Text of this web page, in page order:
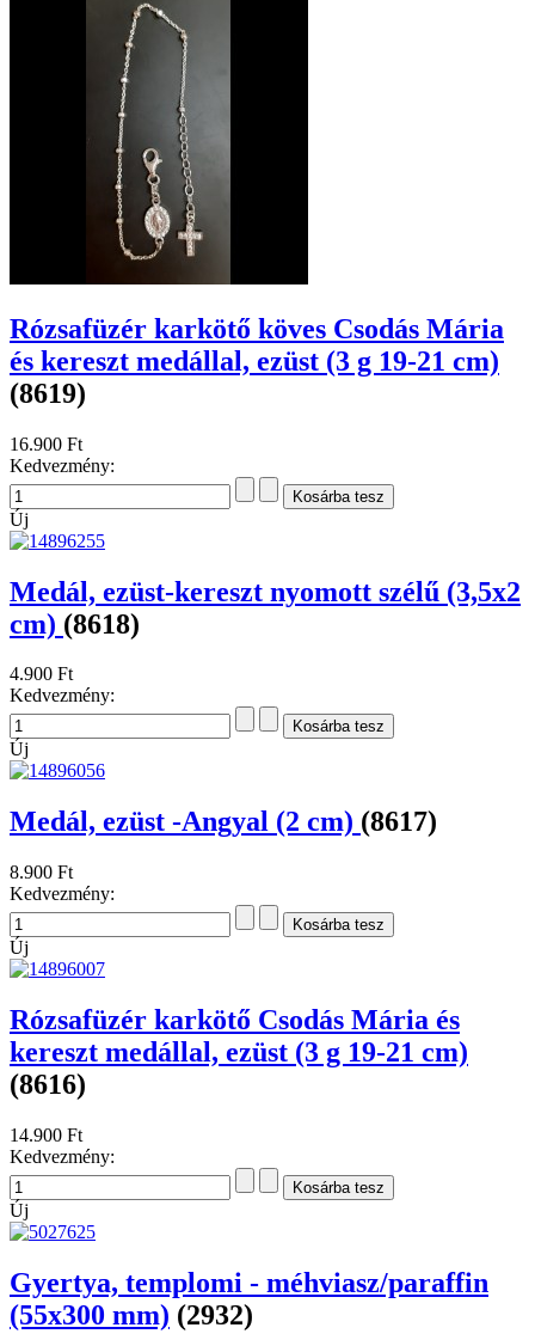
Rózsafüzér karkötő köves Csodás Mária
és kereszt medállal, ezüst (3 g 19-21 cm)
(8619)
16.900 Ft
Kedvezmény:
Új
Medál, ezüst-kereszt nyomott szélű (3,5x2
cm) (8618)
4.900 Ft
Kedvezmény:
Új
Medál, ezüst -Angyal (2 cm) (8617)
8.900 Ft
Kedvezmény:
Új
Rózsafüzér karkötő Csodás Mária és
kereszt medállal, ezüst (3 g 19-21 cm)
(8616)
14.900 Ft
Kedvezmény:
Új
Gyertya, templomi - méhviasz/paraffin
(55x300 mm) (2932)